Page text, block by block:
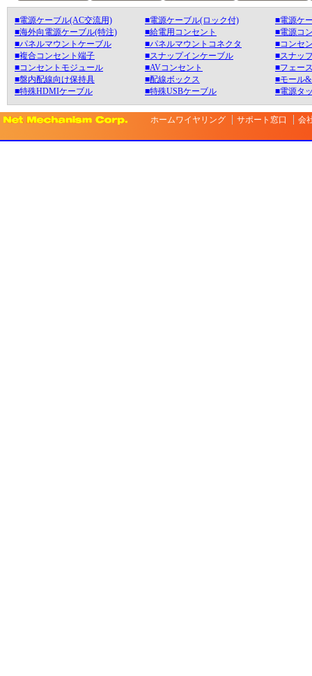
■電源ケーブル(AC交流用) ■電源ケーブル(ロック付)
■電源ケ
■海外向電源ケーブル(特注)
■給電用コンセント
■電源コ
■パネルマウントケーブル
■パネルマウントコネクタ
■コンセ
■複合コンセント端子
■スナップインケーブル
■スナッ
■コンセントモジュール
■AVコンセント
■フェー
■盤内配線向け保持具
■配線ボックス
■モール
■特殊HDMIケーブル
■特殊USBケーブル ■電源タ
ホームワイヤリング サポート窓口 会